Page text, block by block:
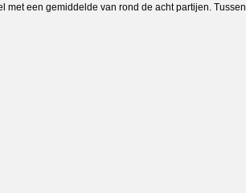
een gemiddelde van rond de acht partijen. Tussen